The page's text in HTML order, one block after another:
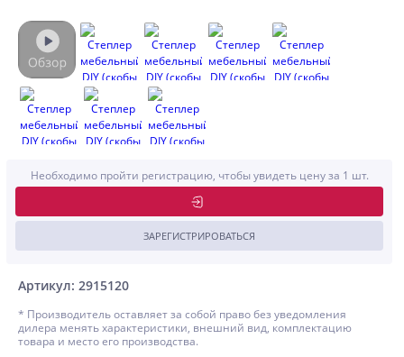
Артикул: 2915120
Необходимо пройти регистрацию, чтобы увидеть цену за 1 шт.
ЗАРЕГИСТРИРОВАТЬСЯ
* Производитель оставляет за собой право без уведомления
дилера менять характеристики, внешний вид, комплектацию
товара и место его производства.